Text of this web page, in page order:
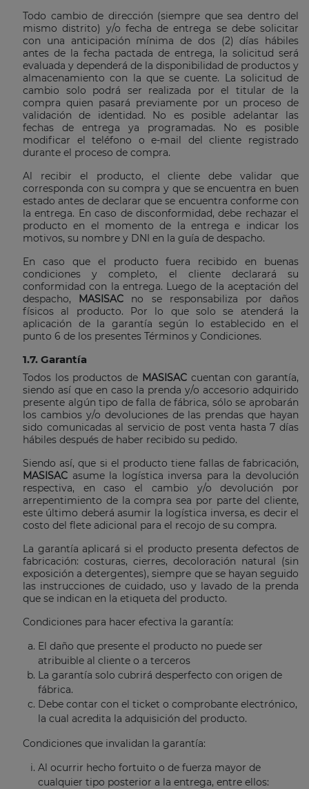
Todo cambio de dirección (siempre que sea dentro del
mismo distrito) y/o fecha de entrega se debe solicitar
con una anticipación mínima de dos (2) días hábiles
antes de la fecha pactada de entrega, la solicitud será
evaluada y dependerá de la disponibilidad de productos y
almacenamiento con la que se cuente. La solicitud de
cambio solo podrá ser realizada por el titular de la
compra quien pasará previamente por un proceso de
validación de identidad. No es posible adelantar las
fechas de entrega ya programadas. No es posible
modificar el teléfono o e-mail del cliente registrado
durante el proceso de compra.
Al recibir el producto, el cliente debe validar que
corresponda con su compra y que se encuentra en buen
estado antes de declarar que se encuentra conforme con
la entrega. En caso de disconformidad, debe rechazar el
producto en el momento de la entrega e indicar los
motivos, su nombre y DNI en la guía de despacho.
En caso que el producto fuera recibido en buenas
condiciones y completo, el cliente declarará su
conformidad con la entrega. Luego de la aceptación del
despacho,
MASISAC no se responsabiliza por daños
físicos al producto. Por lo que solo se atenderá la
aplicación de la garantía según lo establecido en el
punto 6 de los presentes Términos y Condiciones.
1.7. Garantía
Todos los productos de MASISACcuentan con garantía,
siendo así que en caso la prenda y/o accesorio adquirido
presente algún tipo de falla de fábrica, sólo se aprobarán
los cambios y/o devoluciones de las prendas que hayan
sido comunicadas al servicio de post venta hasta 7 días
hábiles después de haber recibido su pedido.
Siendo así, que si el producto tiene fallas de fabricación,
MASISAC asume la logística inversa para la devolución
respectiva, en caso el cambio y/o devolución por
arrepentimiento de la compra sea por parte del cliente,
este último deberá asumir la logística inversa, es decir el
costo del flete adicional para el recojo de su compra.
La garantía aplicará si el producto presenta defectos de
fabricación: costuras, cierres, decoloración natural (sin
exposición a detergentes), siempre que se hayan seguido
las instrucciones de cuidado, uso y lavado de la prenda
que se indican en la etiqueta del producto.
Condiciones para hacer efectiva la garantía:
El daño que presente el producto no puede ser
atribuible al cliente o a terceros
La garantía solo cubrirá desperfecto con origen de
fábrica.
Debe contar con el ticket o comprobante electrónico,
la cual acredita la adquisición del producto.
Condiciones que invalidan la garantía:
Al ocurrir hecho fortuito o de fuerza mayor de
cualquier tipo posterior a la entrega, entre ellos: